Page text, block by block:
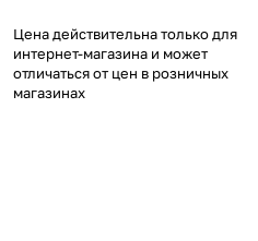
Цена действительна только для
интернет-магазина и может
отличаться от цен в розничных
магазинах